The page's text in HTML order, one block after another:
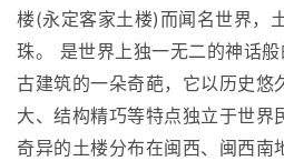
楼(永定客家土楼)而闻名世界，
珠。 是世界上独一无二的神话
古建筑的一朵奇葩，它以历史悠
大、结构精巧等特点独立于世界
奇异的土楼分布在闽西、闽西南